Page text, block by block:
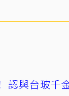
認與台玻千